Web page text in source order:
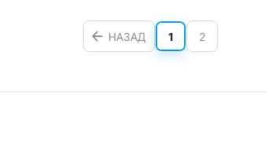
НАЗАД 1 2